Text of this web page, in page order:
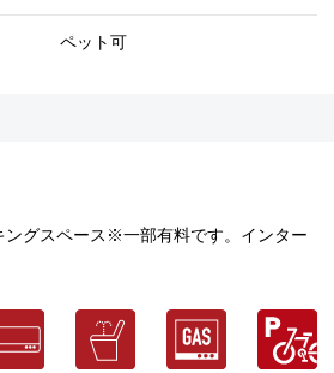
ペット可
ングスペース※一部有料です。インター